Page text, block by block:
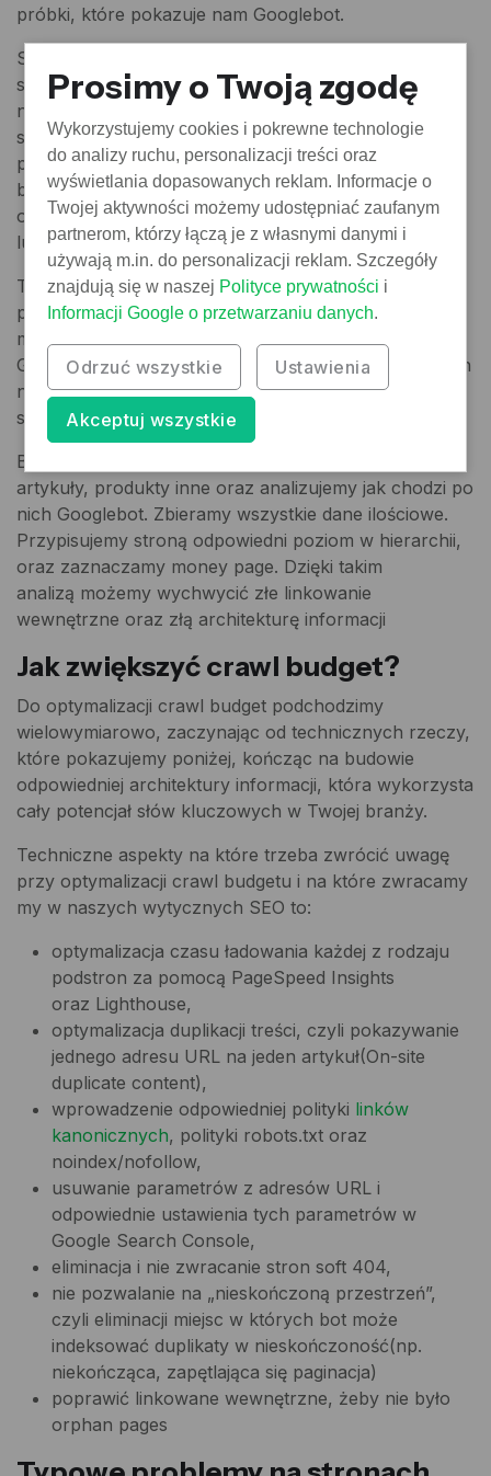
próbki, które pokazuje nam Googlebot.
Szczegółowo przy analizie access logów -
sprawdzamy strony po których chodzi Googlebot, a
nie ma na nich ruchu, organicznego sprawdzamy
statusy odpowiedzi szukając wielokrotnych
przekierowań 3xx, stron błedów 4xx i statusów
błędów serwera 5xx. Idealnie jak są logi z długiego
okresu, da się je wtedy nałożyć na zmiany na stronie
lub algorytmy Google.
Takie sam zabieg robimy crawlując stronę za
pomocą Screaming Froga oraz własnego crawlera z
maksymalnym crawl limitem na sekundę jaki ma
Googlebot. Wykrywamy dzięki temu strony do których
nie dotarło jeszcze Google oraz testujemy obciążenie
strony przy specyficznym zachowaniu Googlebota.
Bo zebraniu danych grupujemy strony w: kategorie,
artykuły, produkty inne oraz analizujemy jak chodzi po
nich Googlebot. Zbieramy wszystkie dane ilościowe.
Przypisujemy stroną odpowiedni poziom w hierarchii,
oraz zaznaczamy money page. Dzięki takim
analizą możemy wychwycić złe linkowanie
wewnętrzne oraz złą architekturę informacji
Jak zwiększyć crawl budget?
Do optymalizacji crawl budget podchodzimy
wielowymiarowo, zaczynając od technicznych rzeczy,
które pokazujemy poniżej, kończąc na budowie
odpowiedniej architektury informacji, która wykorzysta
cały potencjał słów kluczowych w Twojej branży.
Techniczne aspekty na które trzeba zwrócić uwagę
przy optymalizacji crawl budgetu i na które zwracamy
my w naszych wytycznych SEO to:
optymalizacja czasu ładowania każdej z rodzaju
podstron za pomocą PageSpeed Insights
oraz Lighthouse,
optymalizacja duplikacji treści, czyli pokazywanie
jednego adresu URL na jeden artykuł(On-site
duplicate content),
wprowadzenie odpowiedniej polityki linków
kanonicznych, polityki robots.txt oraz
noindex/nofollow,
usuwanie parametrów z adresów URL i
odpowiednie ustawienia tych parametrów w
Google Search Console,
eliminacja i nie zwracanie stron soft 404,
nie pozwalanie na „nieskończoną przestrzeń”,
czyli eliminacji miejsc w których bot może
indeksować duplikaty w nieskończoność(np.
niekończąca, zapętlająca się paginacja)
poprawić linkowane wewnętrzne, żeby nie było
orphan pages
Prosimy o Twoją zgodę
Wykorzystujemy cookies i pokrewne technologie
do analizy ruchu, personalizacji treści oraz
wyświetlania dopasowanych reklam. Informacje o
Twojej aktywności możemy udostępniać zaufanym
partnerom, którzy łączą je z własnymi danymi i
używają m.in. do personalizacji reklam. Szczegóły
znajdują się w naszej Polityce prywatności i
Informacji Google o przetwarzaniu danych.
Odrzuć wszystkie Ustawienia
Akceptuj wszystkie